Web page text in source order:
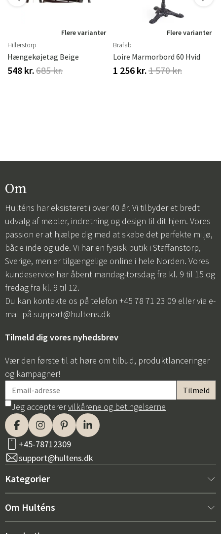
Flere varianter
Hillerstorp
Hængekøjetag Beige
548 kr.685 kr.
Flere varianter
Brafab
Loire Marmorbord 60 Hvid
1 256 kr.1 570 kr.
Om
Hulténs har eksisteret i over 40 år. Vi tilbyder et bredt
udvalg af møbler, indretning og design til dit hjem. Vores
passion er at hjælpe dig med at skabe det perfekte miljø,
både inde og ude. Vi har en fysisk butik i Staffanstorp,
Sverige, men er tilgængelige online i hele Norden. Vores
kundeservice har åbent mandag-torsdag fra kl. 9 til 15 og
fredag fra kl. 9 til 12.
Du kan kontakte os på telefon +45 78 71 23 09 eller via e-
mail på support@hultens.dk
Tilmeld dig vores nyhedsbrev
Vær den første til at høre om tilbud, produktlanceringer
og kampagner!
Jeg accepterervilkårene og betingelserne
+45-78712309
support@hultens.dk
Kategorier
Nyt hos os
Om Hulténs